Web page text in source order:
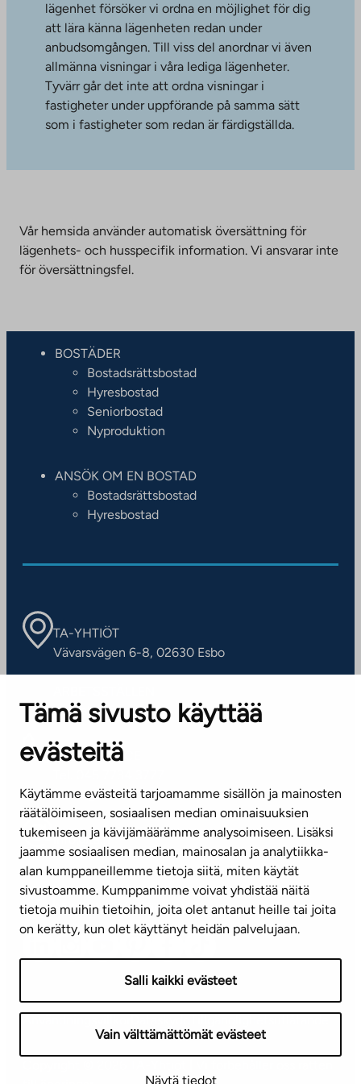
Tämä sivusto käyttää
evästeitä
Käytämme evästeitä tarjoamamme sisällön ja mainosten
räätälöimiseen, sosiaalisen median ominaisuuksien
tukemiseen ja kävijämäärämme analysoimiseen. Lisäksi
jaamme sosiaalisen median, mainosalan ja analytiikka-
alan kumppaneillemme tietoja siitä, miten käytät
sivustoamme. Kumppanimme voivat yhdistää näitä
tietoja muihin tietoihin, joita olet antanut heille tai joita
on kerätty, kun olet käyttänyt heidän palvelujaan.
Salli kaikki evästeet
Vain välttämättömät evästeet
Näytä tiedot
lägenhet försöker vi ordna en möjlighet för dig
att lära känna lägenheten redan under
anbudsomgången. Till viss del anordnar vi även
allmänna visningar i våra lediga lägenheter.
Tyvärr går det inte att ordna visningar i
fastigheter under uppförande på samma sätt
som i fastigheter som redan är färdigställda.
Vår hemsida använder automatisk översättning för
lägenhets- och husspecifik information. Vi ansvarar inte
för översättningsfel.
BOSTÄDER
Bostadsrättsbostad
Hyresbostad
Seniorbostad
Nyproduktion
ANSÖK OM EN BOSTAD
Bostadsrättsbostad
Hyresbostad
TA-YHTIÖT
Vävarsvägen 6-8, 02630 Esbo
Kontaktinformation
KUNDSERVICE
(vardagar kl. 8–16)
info@ta.fi
Nyhetsbrev (på finska)